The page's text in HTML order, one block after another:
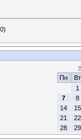
«
Пн
Вт
1
7
8
14
15
21
22
28
29